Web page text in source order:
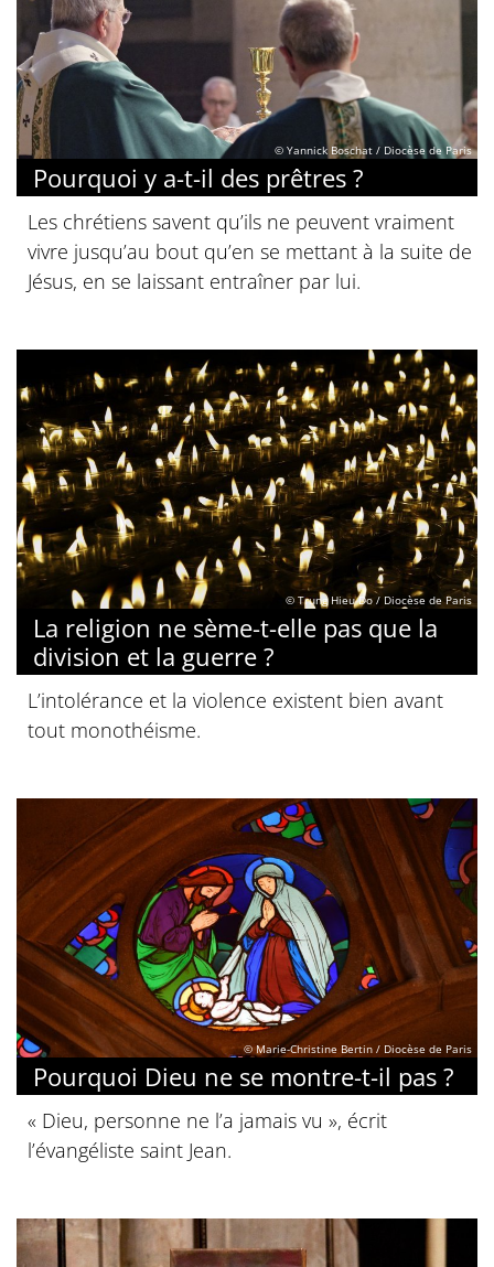
© Yannick Boschat / Diocèse de Paris
Pourquoi y a-t-il des prêtres ?
Les chrétiens savent qu’ils ne peuvent vraiment
vivre jusqu’au bout qu’en se mettant à la suite de
Jésus, en se laissant entraîner par lui.
© Trung Hieu Do / Diocèse de Paris
La religion ne sème-t-elle pas que la
division et la guerre ?
L’intolérance et la violence existent bien avant
tout monothéisme.
© Marie-Christine Bertin / Diocèse de Paris
Pourquoi Dieu ne se montre-t-il pas ?
« Dieu, personne ne l’a jamais vu », écrit
l’évangéliste saint Jean.